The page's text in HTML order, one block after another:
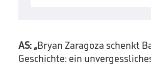
AS: „Bryan Zaragoza schenkt
Geschichte: ein